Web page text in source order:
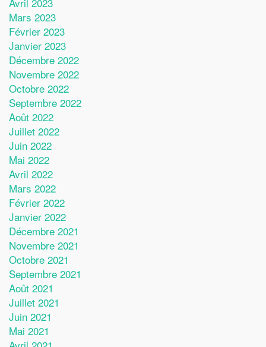
Mars 2023
Février 2023
Janvier 2023
Décembre 2022
Novembre 2022
Octobre 2022
Septembre 2022
Août 2022
Juillet 2022
Juin 2022
Mai 2022
Avril 2022
Mars 2022
Février 2022
Janvier 2022
Décembre 2021
Novembre 2021
Octobre 2021
Septembre 2021
Août 2021
Juillet 2021
Juin 2021
Mai 2021